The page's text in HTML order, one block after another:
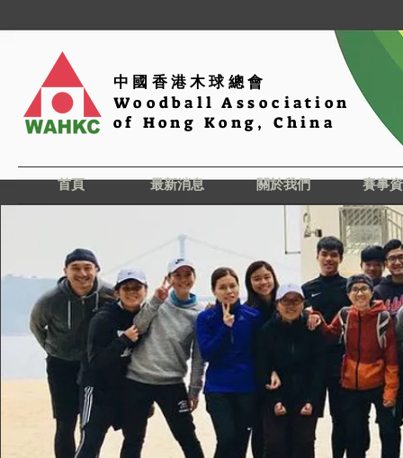
中國香港木球總會
Woodball Association
of Hong Kong, China
首頁 最新消息 關於我們 賽事